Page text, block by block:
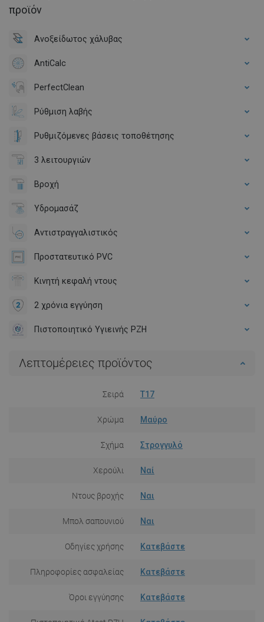
προϊόν
Ανοξείδωτος χάλυβας
AntiCalc
PerfectClean
Ρύθμιση λαβής
Ρυθμιζόμενες βάσεις τοποθέτησης
3 λειτουργιών
Βροχή
Υδρομασάζ
Αντιστραγγαλιστικός
Προστατευτικό PVC
Κινητή κεφαλή ντους
2 χρόνια εγγύηση
Πιστοποιητικό Υγιεινής PZH
Λεπτομέρειες προϊόντος
Σειρά T17
Χρώμα Μαύρο
Σχήμα Στρογγυλό
Χερούλι Ναί
Ντους βροχής Ναι
Μπολ σαπουνιού Ναι
Οδηγίες χρήσης Κατεβάστε
Πληροφορίες ασφαλείας Κατεβάστε
Όροι εγγύησης Κατεβάστε